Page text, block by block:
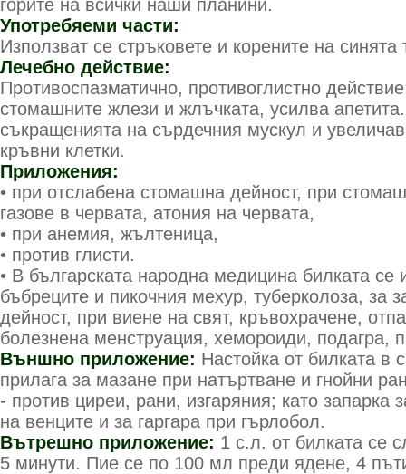
горите на всички наши планини.
Употребяеми части:
Използват се стръковете и корените на синята
Лечебно действие:
Противоспазматично, противоглистно
стомашните жлези и жлъчката, усилва
съкращенията на сърдечния мускул и
кръвни клетки.
Приложения:
• при отслабена стомашна дейност, при
газове в червата, атония на червата,
• при анемия, жълтеница,
• против глисти.
• В българската народна медицина билката се
бъбреците и пикочния мехур, туберколоза, за
дейност, при виене на свят, кръвохрачене,
болезнена менструация, хемороиди, подагра,
Външно приложение: Настойка от билката в
прилага за мазане при натъртване и гнойни
- против циреи, рани, изгаряния; като запарка
на венците и за гаргара при гърлобол.
Вътрешно приложение: 1 с.л. от билката се
5 минути. Пие се по 100 мл преди ядене, 4